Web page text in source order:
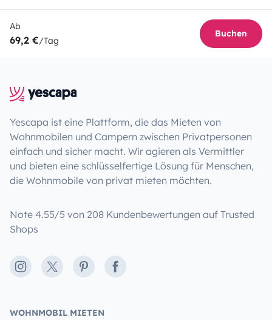
Ab
69,2 €/Tag
Buchen
Yescapa ist eine Plattform, die das Mieten von
Wohnmobilen und Campern zwischen Privatpersonen
einfach und sicher macht. Wir agieren als Vermittler
und bieten eine schlüsselfertige Lösung für Menschen,
die Wohnmobile von privat mieten möchten.
Note 4.55/5 von 208 Kundenbewertungen auf Trusted
Shops
Instagram
X PinterestFacebook
WOHNMOBIL MIETEN